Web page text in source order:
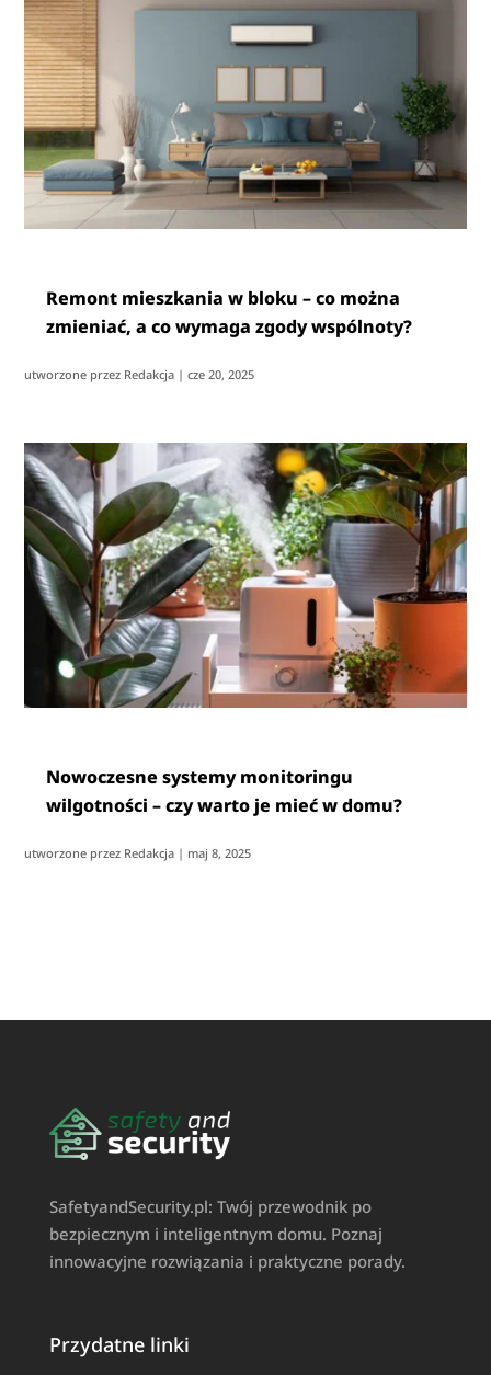
Remont mieszkania w bloku – co można
zmieniać, a co wymaga zgody wspólnoty?
utworzone przez Redakcja |cze 20, 2025
Nowoczesne systemy monitoringu
wilgotności – czy warto je mieć w domu?
utworzone przez Redakcja | maj 8, 2025
SafetyandSecurity.pl: Twój przewodnik po
bezpiecznym i inteligentnym domu. Poznaj
innowacyjne rozwiązania i praktyczne porady.
Przydatne linki